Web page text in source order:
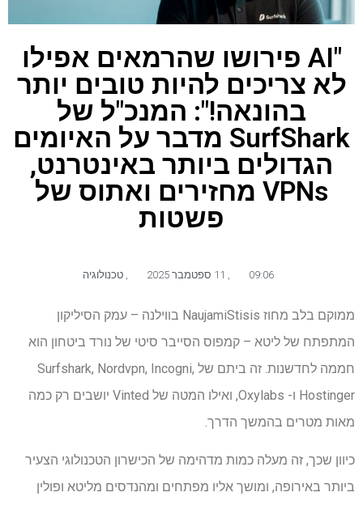
"AI פירושו שהרמאים אפילו
לא צריכים להיות טובים יותר
בהונאה!": המנכ"ל של
SurfShark מדבר על האיומים
הגדולים ביותר באינטרנט,
VPNs מחזירים ואתוס של
פשטות
09:06 טכנולוגיה
ממוקם בלב מחוז NaujamiStisis בווילנה – עמק הסיליקון
המתפתח של ליטא – קמפוס הסייבר סיטי של נורד ביטחון הוא
חממה לחדשנות. זה ביתם של Surfshark, Nordvpn, Incogni,
Hostinger ו- Oxylabs, ואילו המטה של ​​Vinted יושבים רק כמה
מאות מטרים בהמשך הדרך.
כיוון שכך, זה מעלה כמות מדהימה של הכישרון הטכנולוגי הצעיר
ביותר באירופה, ומושך אליו מפתחים ומהנדסים מליטא ופולין